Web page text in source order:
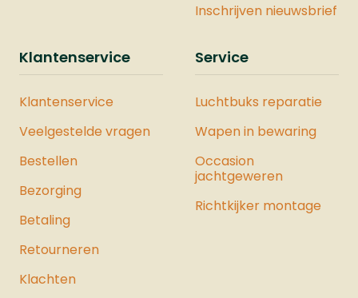
Inschrijven nieuwsbrief
Klantenservice
Klantenservice
Veelgestelde vragen
Bestellen
Bezorging
Betaling
Retourneren
Klachten
Service
Luchtbuks reparatie
Wapen in bewaring
Occasion
jachtgeweren
Richtkijker montage